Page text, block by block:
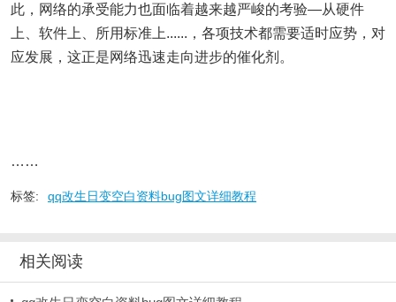
此，网络的承受能力也面临着越来越严峻的考验―从硬件
上、软件上、所用标准上......，各项技术都需要适时应势，对
应发展，这正是网络迅速走向进步的催化剂。
……
标签: qq改生日变空白资料bug图文详细教程
相关阅读